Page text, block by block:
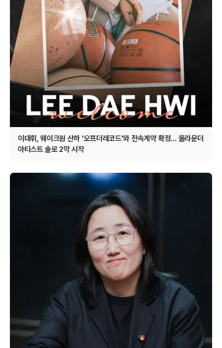
이대휘, 웨이크원 산하 '오프더레코드'와 전속계약 확정… 올라운더
아티스트 솔로 2막 시작